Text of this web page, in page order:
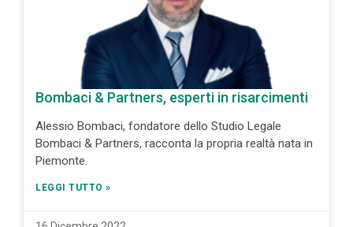
Bombaci & Partners, esperti in risarcimenti
Alessio Bombaci, fondatore dello Studio Legale
Bombaci & Partners, racconta la propria realtà nata in
Piemonte.
LEGGI TUTTO »